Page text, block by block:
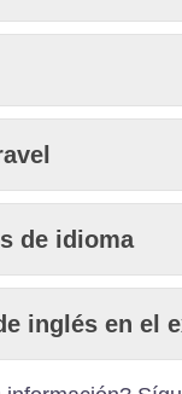
de idioma
inglés en el